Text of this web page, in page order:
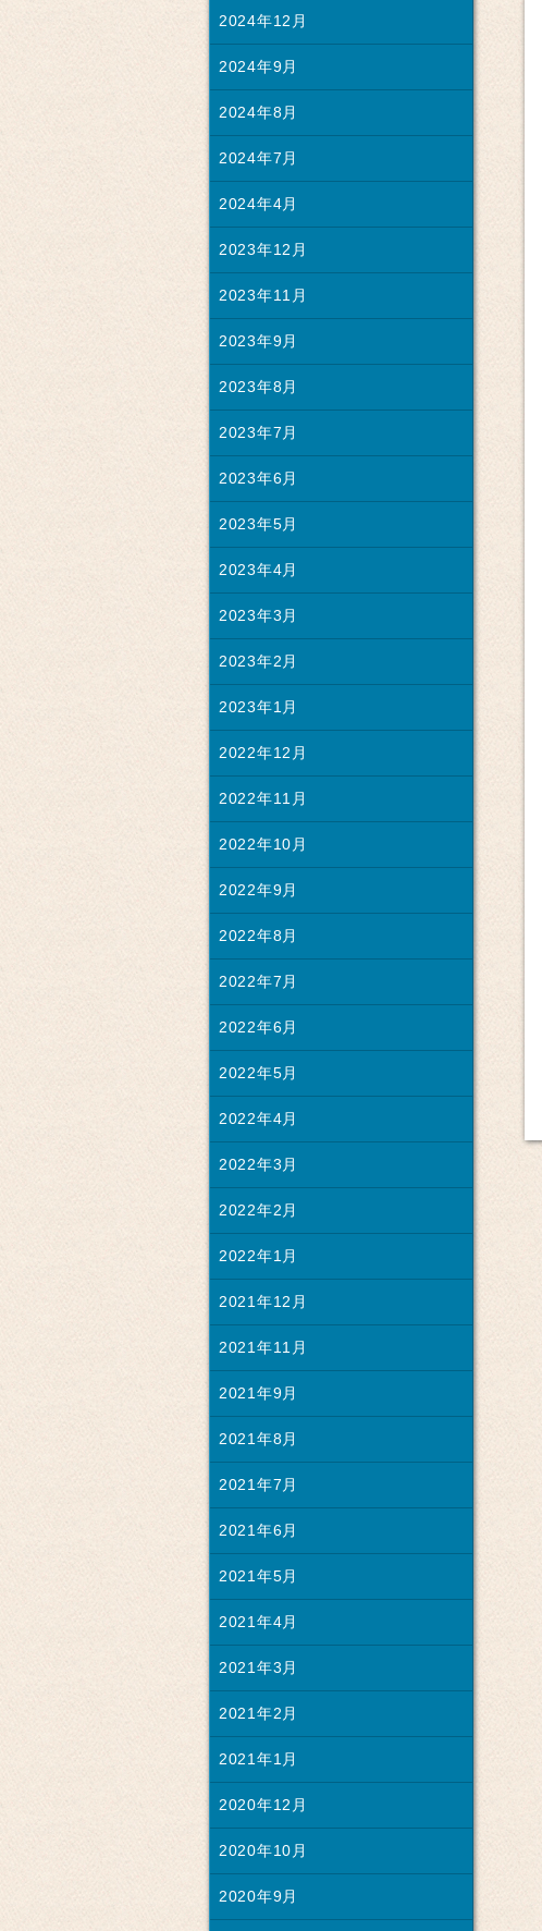
2024年12月
2024年9月
2024年8月
2024年7月
2024年4月
2023年12月
2023年11月
2023年9月
2023年8月
2023年7月
2023年6月
2023年5月
2023年4月
2023年3月
2023年2月
2023年1月
2022年12月
2022年11月
2022年10月
2022年9月
2022年8月
2022年7月
2022年6月
2022年5月
2022年4月
2022年3月
2022年2月
2022年1月
2021年12月
2021年11月
2021年9月
2021年8月
2021年7月
2021年6月
2021年5月
2021年4月
2021年3月
2021年2月
2021年1月
2020年12月
2020年10月
2020年9月